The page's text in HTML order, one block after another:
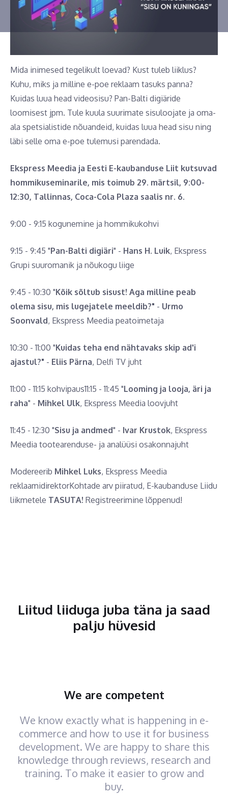
Mida inimesed tegelikult loevad? Kust tuleb liiklus?
Kuhu, miks ja milline e-poe reklaam tasuks panna?
Kuidas luua head videosisu? Pan-Balti digiäride
loomisest jpm. Tule kuula suurimate sisuloojate ja oma-
ala spetsialistide nõuandeid, kuidas luua head sisu ning
läbi selle oma e-poe tulemusi parendada.
Ekspress Meedia ja Eesti E-kaubanduse Liit kutsuvad
hommikuseminarile, mis toimub 29. märtsil, 9:00-
12:30, Tallinnas, Coca-Cola Plaza saalis nr. 6.
9:00 - 9:15 kogunemine ja hommikukohvi
9:15 - 9:45 "Pan-Balti digiäri" - Hans H. Luik, Ekspress
Grupi suuromanik ja nõukogu liige
9:45 - 10:30 "Kõik sõltub sisust! Aga milline peab
olema sisu, mis lugejatele meeldib?" - Urmo
Soonvald, Ekspress Meedia peatoimetaja
10:30 - 11:00 "Kuidas teha end nähtavaks skip ad'i
ajastul?" - Eliis Pärna, Delfi TV juht
11:00 - 11:15 kohvipaus11:15 - 11:45 "Looming ja looja, äri ja
raha" - Mihkel Ulk, Ekspress Meedia loovjuht
11:45 - 12:30 "Sisu ja andmed" - Ivar Krustok, Ekspress
Meedia tootearenduse- ja analüüsi osakonnajuht
Modereerib Mihkel Luks, Ekspress Meedia
reklaamidirektorKohtade arv piiratud, E-kaubanduse Liidu
liikmetele TASUTA! Registreerimine lõppenud!
Liitud liiduga juba täna ja saad
palju hüvesid
We are competent
We know exactly what is happening in e-
commerce and how to use it for business
development. We are happy to share this
knowledge through reviews, research and
training. To make it easier to grow and
buy.